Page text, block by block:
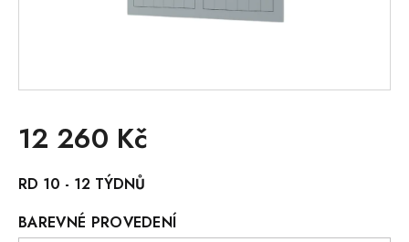
12 260 Kč
cena:
RD 10 - 12 TÝDNŮ
BAREVNÉ PROVEDENÍ